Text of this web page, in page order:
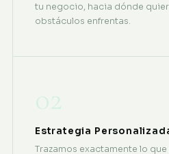
tu negocio, hacia dónde
obstáculos enfrentas.
02
Estrategia
Trazamos exactamente lo